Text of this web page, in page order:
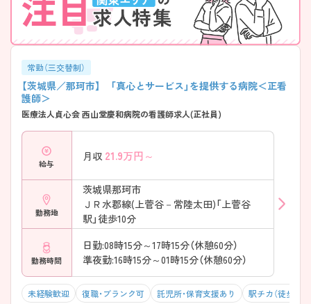
常勤（三交替制）
【茨城県／那珂市】 「真心とサービス」を提供する病院＜正看
護師＞
医療法人貞心会 西山堂慶和病院の看護師求人(正社員)
給与
月収 21.9万円～
勤務地
茨城県那珂市
ＪＲ水郡線(上菅谷－常陸太田)「上菅谷
駅」徒歩10分
勤務時間
日勤:08時15分～17時15分（休憩60分）
準夜勤:16時15分～01時15分（休憩60分）
未経験歓迎 復職・ブランク可 託児所・保育支援あり 駅チカ（徒歩10